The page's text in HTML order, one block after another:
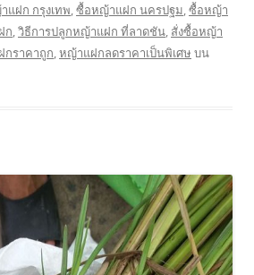
แฝก กรุงเทพ,ซื้อหญ้าแฝก นครปฐม,ซื้อหญ้า
ก,วิธีการปลูกหญ้าแฝก ที่ลาดชัน, สั่งซื้อหญ้า
ราคาถูก,หญ้าแฝกลดราคาเป็นพิเศษ บน